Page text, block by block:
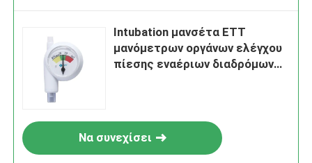
Intubation μανσέτα ETT
μανόμετρων οργάνων ελέγχου
πίεσης εναέριων διαδρόμων
Να συνεχίσει